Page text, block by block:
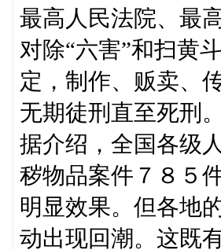
最高人民法院、最
对除“六害”和扫黄
定，制作、贩卖、
无期徒刑直至死刑。
据介绍，全国各级
秽物品案件７８５
明显效果。但各地
动出现回潮。这既